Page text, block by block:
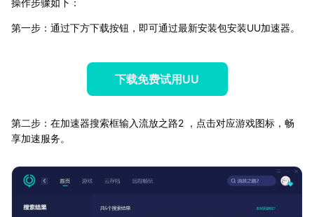
操作步骤如下：
第一步：通过下方下载按钮，即可通过最新安装包安装UU加速器。
下载免费试用UU
第二步：在加速器搜索框输入流放之路2 ，点击对应游戏图标，畅
享加速服务。